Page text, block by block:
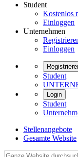
Student
Kostenlos
Einloggen
Unternehmen
Einloggen
Student
Login
Student
Stellenangebote
Gesamte Website